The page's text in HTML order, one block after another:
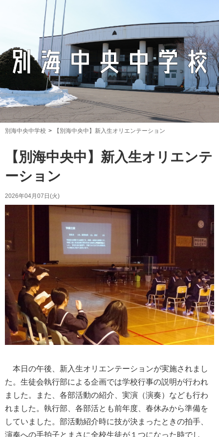
別海中央中学校 【別海中央中】新入生オリエンテーション
【別海中央中】新入生オリエンテ
ーション
2026年04月07日(火)
本日の午後、新入生オリエンテーションが実施されまし
た。生徒会執行部による企画では学校行事の説明が行われ
ました。また、各部活動の紹介、実演（演奏）なども行わ
れました。執行部、各部活とも前年度、春休みから準備を
していました。部活動紹介時に技が決まったときの拍手、
演奏への手拍子とまさに全校生徒が１つになった時でし